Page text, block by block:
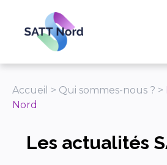
Accueil > Qui sommes-nous ? >
Nord
Les actualités